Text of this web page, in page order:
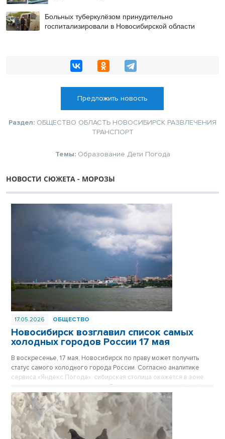
Больных туберкулёзом принудительно
госпитализировали в Новосибирской области
Предложить новость
Раздел: ОБЩЕСТВО ОБЛАСТЬ НОВОСИБИРСК РАЗВЛЕЧЕНИЯ
ТРАНСПОРТ
Темы: Образование Дети Погода
НОВОСТИ СЮЖЕТА - МОРОЗЫ
17.05.2026 ОБЩЕСТВО
Новосибирск возглавил список самых
холодных городов России 17 мая
В воскресенье, 17 мая, Новосибирск по праву может получить
статус самого холодного города России. Согласно аналитике
сервиса «Яндекс Погода», сибирская столица окажется в зоне
резкого температурного спада. В то время как в европейской
части страны столбики термометров поднимутся до летних
отметок, новосибирцам придется столкнуться с порывистым
ветром и дневной температурой не выше +9°С.